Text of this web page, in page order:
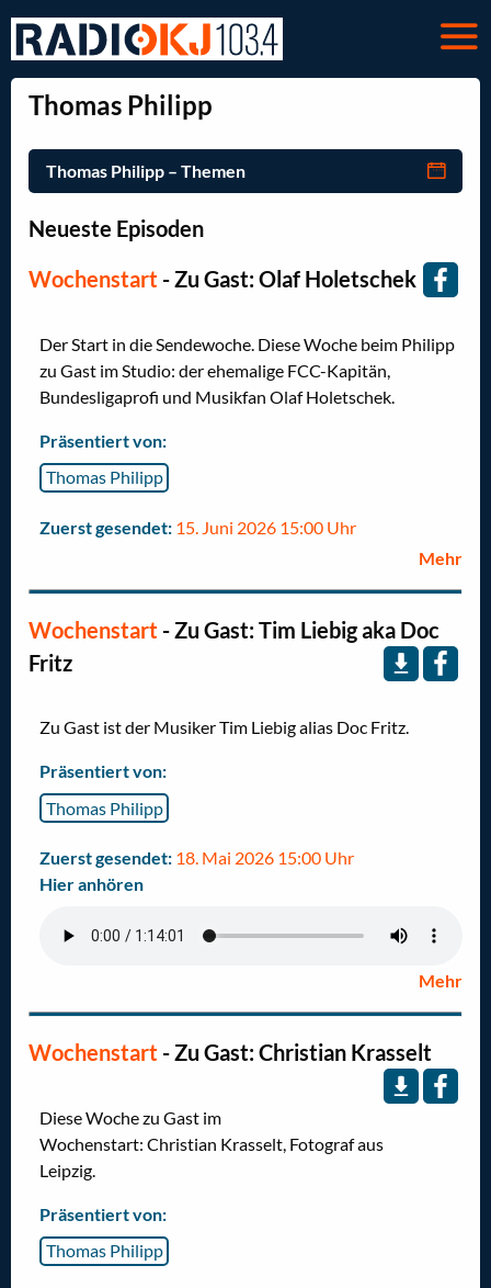
Thomas Philipp
Thomas Philipp – Themen
Neueste Episoden
Wochenstart - Zu Gast: Olaf Holetschek
Der Start in die Sendewoche. Diese Woche beim Philipp
zu Gast im Studio: der ehemalige FCC-Kapitän,
Bundesligaprofi und Musikfan Olaf Holetschek.
Präsentiert von:
Thomas Philipp
Zuerst gesendet: 15. Juni 2026 15:00 Uhr
Mehr
Wochenstart - Zu Gast: Tim Liebig aka Doc
Fritz
Zu Gast ist der Musiker Tim Liebig alias Doc Fritz.
Präsentiert von:
Thomas Philipp
Zuerst gesendet: 18. Mai 2026 15:00 Uhr
Hier anhören
Mehr
Wochenstart - Zu Gast: Christian Krasselt
Diese Woche zu Gast im
Wochenstart: Christian Krasselt, Fotograf aus
Leipzig.
Präsentiert von:
Thomas Philipp